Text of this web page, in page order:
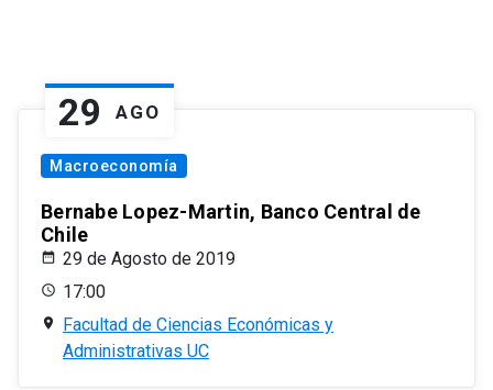
29 AGO
Macroeconomía
Bernabe Lopez-Martin, Banco Central de
Chile
29 de Agosto de 2019
17:00
Facultad de Ciencias Económicas y
Administrativas UC